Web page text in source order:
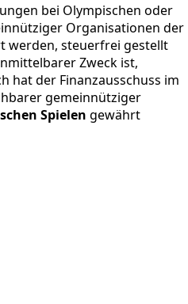
bei Olympischen oder
Organisationen der
werden, steuerfrei gestellt
Zweck ist,
hat der Finanzausschuss im
gemeinnütziger
Spielen gewährt